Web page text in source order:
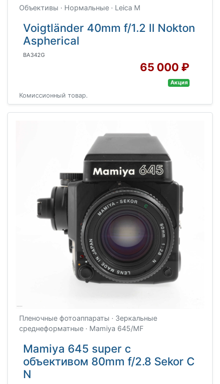
Объективы · Нормальные · Leica M
Voigtländer 40mm f/1.2 II Nokton
Aspherical
BA342G
65 000 ₽
Акция
Комиссионный товар.
Пленочные фотоаппараты · Зеркальные
среднеформатные · Mamiya 645/MF
Mamiya 645 super с
объективом 80mm f/2.8 Sekor C
N